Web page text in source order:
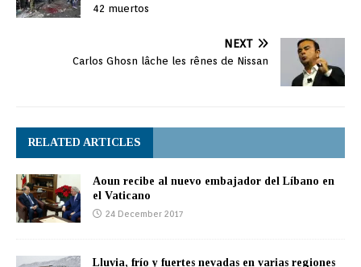
42 muertos
NEXT
Carlos Ghosn lâche les rênes de Nissan
RELATED ARTICLES
Aoun recibe al nuevo embajador del Líbano en
el Vaticano
24 December 2017
Lluvia, frío y fuertes nevadas en varias regiones